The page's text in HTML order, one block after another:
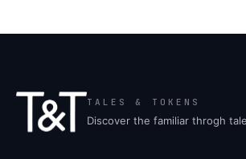
TALES & TOKENS
Discover the familiar throgh